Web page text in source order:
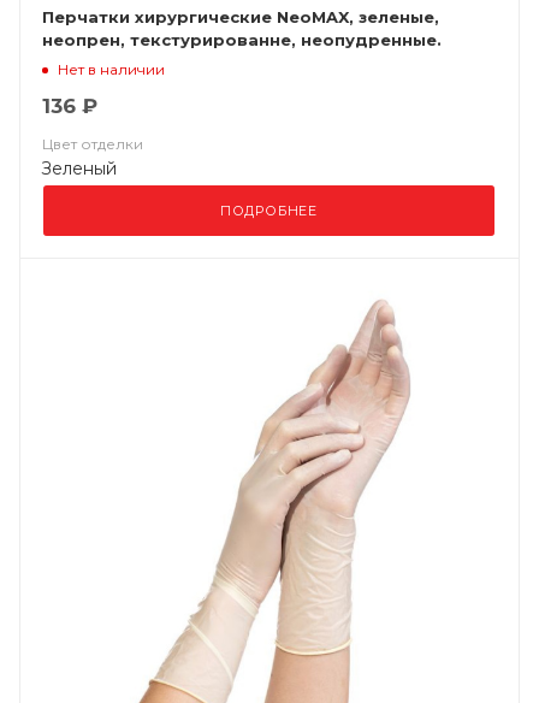
Перчатки хирургические NeoMAX, зеленые,
неопрен, текстурированне, неопудренные.
стерильные
Нет в наличии
136 ₽
Цвет отделки
Зеленый
ПОДРОБНЕЕ